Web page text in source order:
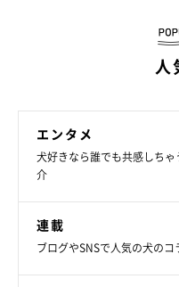
人
エンタメ
犬好きなら誰でも共感しち
介
連載
ブログやSNSで人気の犬の